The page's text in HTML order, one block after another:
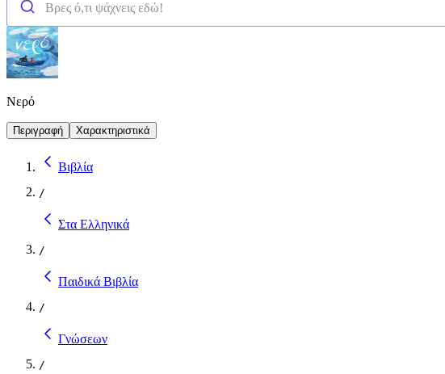
Νερό
Περιγραφή Χαρακτηριστικά
Βιβλία
/
Στα Ελληνικά
/
Παιδικά Βιβλία
/
Γνώσεων
/